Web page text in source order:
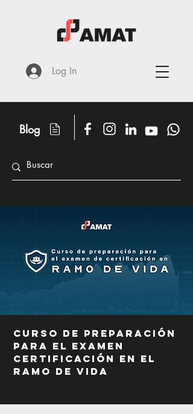
Blog
Log In
Curso de preparación
para el examen
certificación en el
Ramo de Vida